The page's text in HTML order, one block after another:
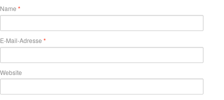
Name *
E-Mail-Adresse *
Website